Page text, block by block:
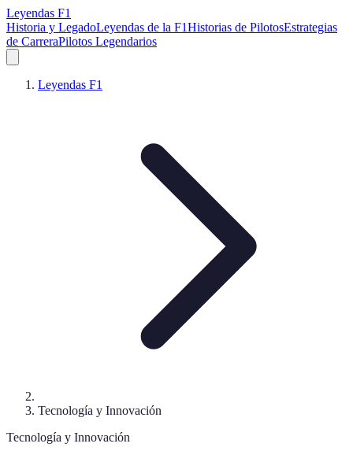
Leyendas F1
Historia y LegadoLeyendas de la F1Historias de PilotosEstrategias
de CarreraPilotos Legendarios
Leyendas F1
Tecnología y Innovación
Tecnología y Innovación